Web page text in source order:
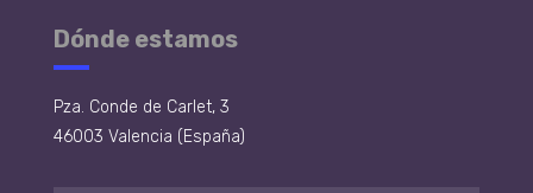
Dónde estamos
Pza. Conde de Carlet, 3
46003 Valencia (España)